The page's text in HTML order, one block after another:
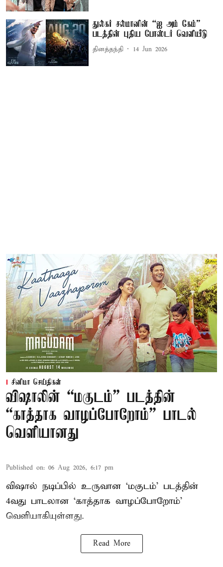
துல்கர் சல்மானின் “ஐ அம் கேம்”
படத்தின் புதிய போஸ்டர் வெளியீடு
தினத்தந்தி 14 Jun 2026
சினிமா செய்திகள்
விஷாலின் “மகுடம்” படத்தின்
“காத்தாக வாழப்போறோம்” பாடல்
வெளியானது
Published on: 06 Aug 2026, 6:17 pm
விஷால் நடிப்பில் உருவான ‘மகுடம்’ படத்தின்
4வது பாடலான ‘காத்தாக வாழப்போறோம்’
வெளியாகியுள்ளது.
Read More